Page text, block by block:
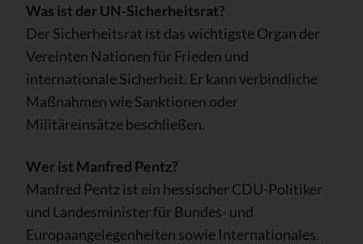
Was ist der UN-Sicherheitsrat?
Der Sicherheitsrat ist das wichtigste Organ der
Vereinten Nationen für Frieden und
internationale Sicherheit. Er kann verbindliche
Maßnahmen wie Sanktionen oder
Militäreinsätze beschließen.
Wer ist Manfred Pentz?
Manfred Pentz ist ein hessischer CDU-Politiker
und Landesminister für Bundes- und
Europaangelegenheiten sowie Internationales.